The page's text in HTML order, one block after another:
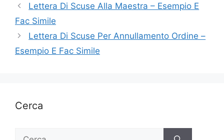
Lettera Di Scuse Alla Maestra – Esempio E
Fac Simile
Lettera Di Scuse Per Annullamento Ordine –
Esempio E Fac Simile
Cerca